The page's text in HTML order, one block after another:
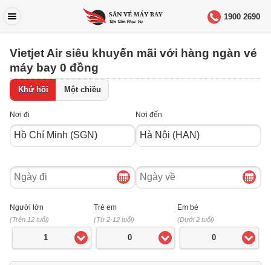
1900 2690
Vietjet Air siêu khuyến mãi với hàng ngàn vé
máy bay 0 đồng
Khứ hồi Một chiều
Nơi đi Nơi đến
Ngày
đi
Ngày
về
Người lớn
(Trên 12 tuổi)
1
Trẻ em
(Từ 2-12 tuổi)
0
Em bé
(Dưới 2 tuổi)
0